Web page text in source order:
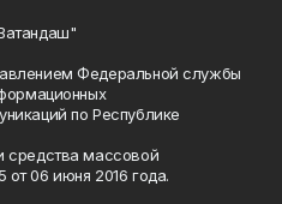
Федеральной службы
по Республике
средства массовой
06 июня 2016 года.